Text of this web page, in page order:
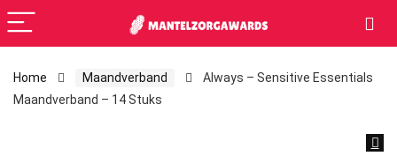
Home Maandverband
Always – Sensitive Essentials
Maandverband – 14 Stuks